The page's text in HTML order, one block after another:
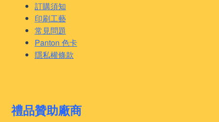
訂購須知
印刷工藝
常見問題
Panton 色卡
隱私權條款
禮品贊助廠商